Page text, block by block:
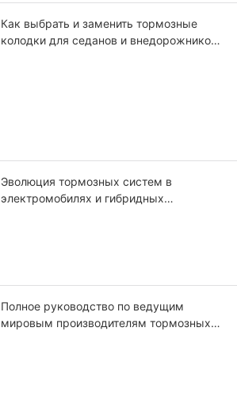
Как выбрать и заменить тормозные
колодки для седанов и внедорожников |
Эволюция тормозных систем в
электромобилях и гибридных
Полное руководство по ведущим
мировым производителям тормозных